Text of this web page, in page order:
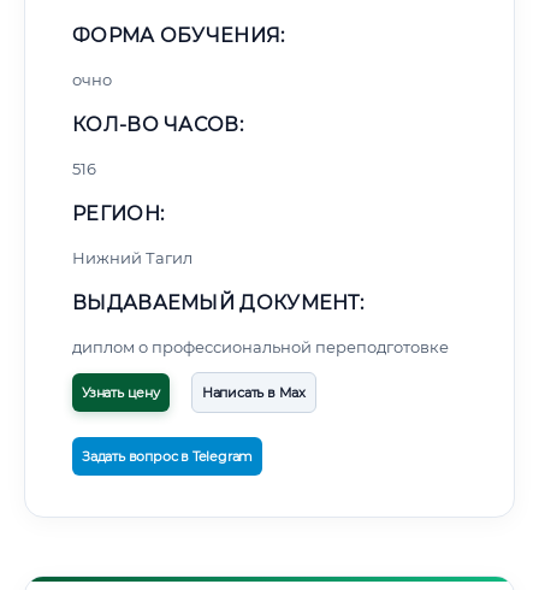
ФОРМА ОБУЧЕНИЯ:
очно
КОЛ-ВО ЧАСОВ:
516
РЕГИОН:
Нижний Тагил
ВЫДАВАЕМЫЙ ДОКУМЕНТ:
диплом о профессиональной переподготовке
Узнать цену Написать в Max
Задать вопрос в Telegram